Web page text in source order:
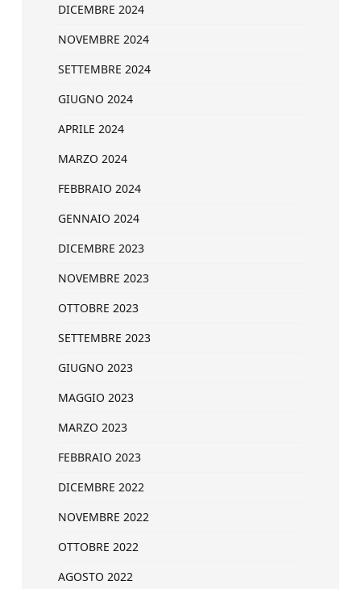
DICEMBRE 2024
NOVEMBRE 2024
SETTEMBRE 2024
GIUGNO 2024
APRILE 2024
MARZO 2024
FEBBRAIO 2024
GENNAIO 2024
DICEMBRE 2023
NOVEMBRE 2023
OTTOBRE 2023
SETTEMBRE 2023
GIUGNO 2023
MAGGIO 2023
MARZO 2023
FEBBRAIO 2023
DICEMBRE 2022
NOVEMBRE 2022
OTTOBRE 2022
AGOSTO 2022